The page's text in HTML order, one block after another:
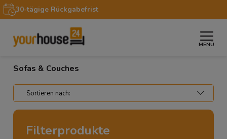
30-tägige Rückgabefrist
MENÜ
Startseite » Möbel
Sofas & Couches
Filterprodukte